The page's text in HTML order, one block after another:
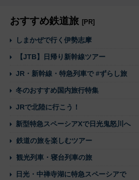
おすすめ鉄道旅 [PR]
しまかぜで行く伊勢志摩
【JTB】日帰り新幹線ツアー
JR・新幹線・特急列車で #ずらし旅
冬のおすすめ国内旅行特集
JRで北陸に行こう！
新型特急スペーシアXで日光鬼怒川へ
鉄道の旅を楽しむツアー
観光列車・寝台列車の旅
日光・中禅寺湖に特急スペーシアで